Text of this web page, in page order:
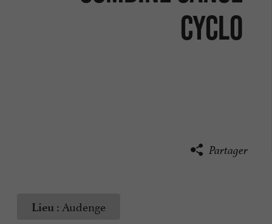
cyclo
Partager
Lieu : Audenge